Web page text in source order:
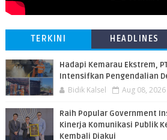
TERKINI HEADLINES
​Hadapi Kemarau Ekstrem,
Intensifkan Pengendalian
Bidik Kalsel Aug 08, 2026
Raih Popular Government
Kinerja Komunikasi Publik
Kembali Diakui